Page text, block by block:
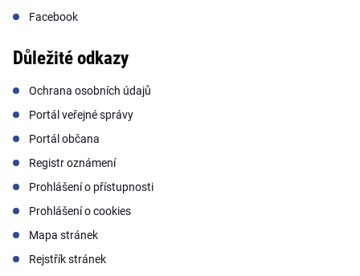
Facebook
Důležité odkazy
Ochrana osobních údajů
Portál veřejné správy
Portál občana
Registr oznámení
Prohlášení o přístupnosti
Prohlášení o cookies
Mapa stránek
Rejstřík stránek